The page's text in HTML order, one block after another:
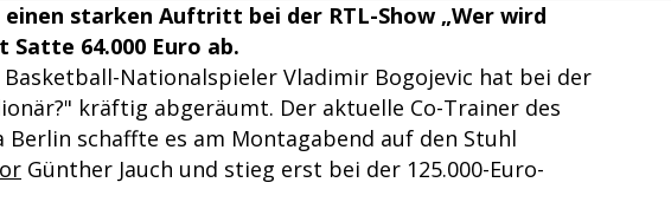
starken Auftritt bei der RTL-Show „Wer wird
64.000 Euro ab.
Nationalspieler Vladimir Bogojevic hat bei der
kräftig abgeräumt. Der aktuelle Co-Trainer des
schaffte es am Montagabend auf den Stuhl
Günther Jauch und stieg erst bei der 125.000-Euro-